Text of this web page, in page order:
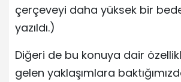
çerçeveyi daha yüksek bir
yazıldı.)
Diğeri de bu konuya dair
gelen yaklaşımlara